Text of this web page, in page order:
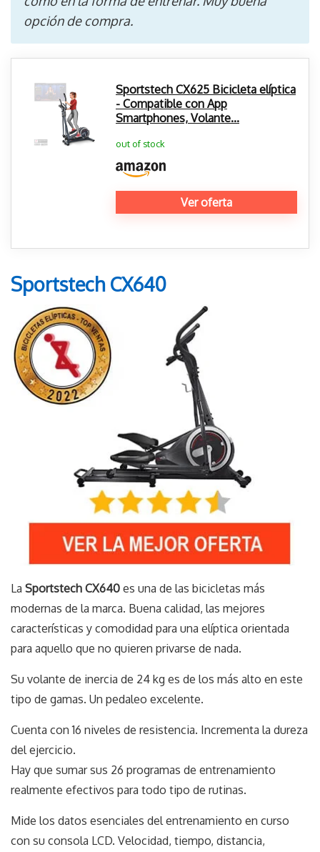
opción de compra.
Sportstech CX625 Bicicleta elíptica
- Compatible con App
Smartphones, Volante...
out of stock
Ver oferta
Sportstech CX640
La Sportstech CX640 es una de las bicicletas más
modernas de la marca. Buena calidad, las mejores
características y comodidad para una elíptica orientada
para aquello que no quieren privarse de nada.
Su volante de inercia de 24 kg es de los más alto en este
tipo de gamas. Un pedaleo excelente.
Cuenta con 16 niveles de resistencia. Incrementa la dureza
del ejercicio.
Hay que sumar sus 26 programas de entrenamiento
realmente efectivos para todo tipo de rutinas.
Mide los datos esenciales del entrenamiento en curso
con su consola LCD. Velocidad, tiempo, distancia,